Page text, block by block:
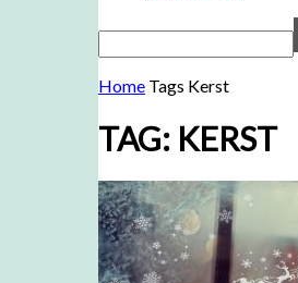
Home Tags Kerst
TAG: KERST